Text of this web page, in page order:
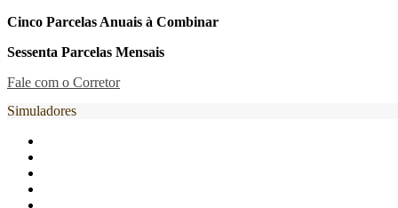
Cinco Parcelas Anuais à Combinar
Sessenta Parcelas Mensais
Fale com o Corretor
Simuladores